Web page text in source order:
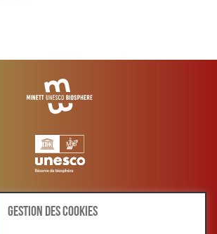
GESTION DES COOKIES